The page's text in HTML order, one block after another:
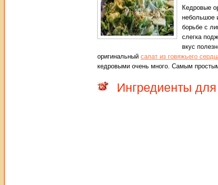
Кедровые
небольшое
борьбе с
слегка
вкус
оригинальный салат из говяжьего
кедровыми очень много. Самым
Ингредиенты